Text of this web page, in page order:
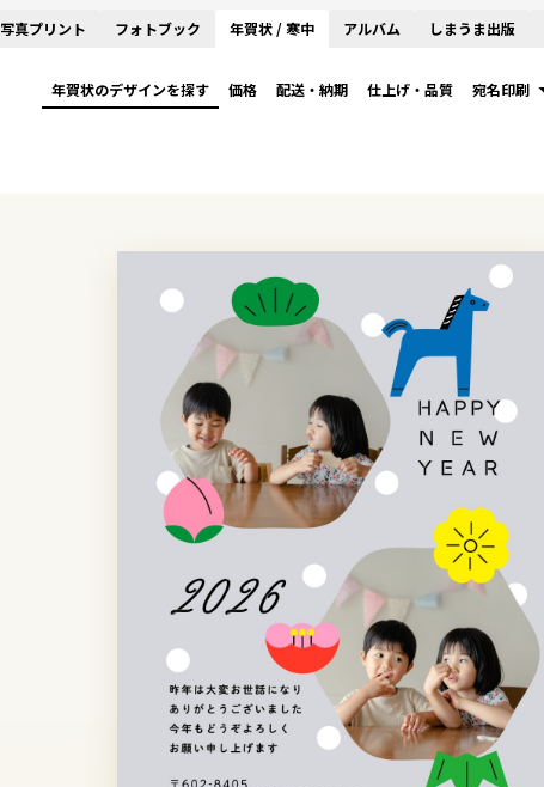
写真プリント フォトブック 年賀状 / 寒中 アルバム しまうま出版
年賀状のデザインを探す 価格 配送・納期 仕上げ・品質 宛名印刷